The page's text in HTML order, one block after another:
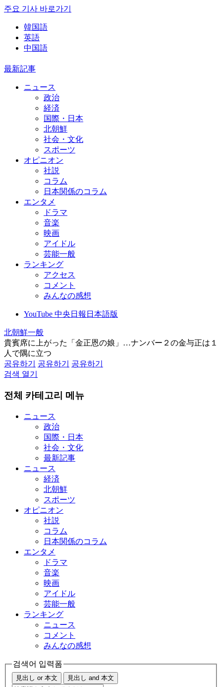
주요 기사 바로가기
韓国語
英語
中国語
最新記事
ニュース
政治
経済
国際・日本
北朝鮮
社会・文化
スポーツ
オピニオン
社説
コラム
日本関係のコラム
エンタメ
ドラマ
音楽
映画
アイドル
芸能一般
ランキング
アクセス
コメント
みんなの感想
YouTube 中央日報日本語版
北朝鮮一般
貴賓席に上がった「金正恩の娘」…ナンバー２の金与正は１
人で隅に立つ
공유하기
공유하기
공유하기
검색 열기
전체 카테고리 메뉴
ニュース
政治
国際・日本
社会・文化
最新記事
ニュース
経済
北朝鮮
スポーツ
オピニオン
社説
コラム
日本関係のコラム
エンタメ
ドラマ
音楽
映画
アイドル
芸能一般
ランキング
ニュース
コメント
みんなの感想
검색어 입력폼
見出し or 本文 見出し and 本文